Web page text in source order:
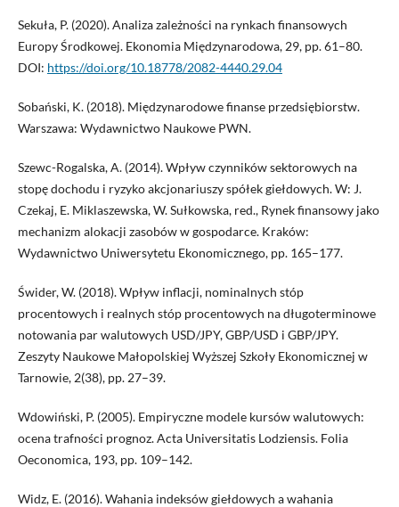
Sekuła, P. (2020). Analiza zależności na rynkach finansowych
Europy Środkowej. Ekonomia Międzynarodowa, 29, pp. 61–80.
DOI: https://doi.org/10.18778/2082-4440.29.04
Sobański, K. (2018). Międzynarodowe finanse przedsiębiorstw.
Warszawa: Wydawnictwo Naukowe PWN.
Szewc-Rogalska, A. (2014). Wpływ czynników sektorowych na
stopę dochodu i ryzyko akcjonariuszy spółek giełdowych. W: J.
Czekaj, E. Miklaszewska, W. Sułkowska, red., Rynek finansowy jako
mechanizm alokacji zasobów w gospodarce. Kraków:
Wydawnictwo Uniwersytetu Ekonomicznego, pp. 165–177.
Świder, W. (2018). Wpływ inflacji, nominalnych stóp
procentowych i realnych stóp procentowych na długoterminowe
notowania par walutowych USD/JPY, GBP/USD i GBP/JPY.
Zeszyty Naukowe Małopolskiej Wyższej Szkoły Ekonomicznej w
Tarnowie, 2(38), pp. 27–39.
Wdowiński, P. (2005). Empiryczne modele kursów walutowych:
ocena trafności prognoz. Acta Universitatis Lodziensis. Folia
Oeconomica, 193, pp. 109–142.
Widz, E. (2016). Wahania indeksów giełdowych a wahania